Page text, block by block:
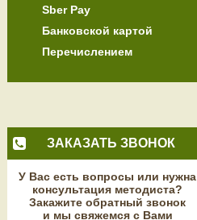
Sber Pay
Банковской картой
Перечислением
ЗАКАЗАТЬ ЗВОНОК
У Вас есть вопросы или нужна
консультация методиста?
Закажите обратный звонок
и мы свяжемся с Вами